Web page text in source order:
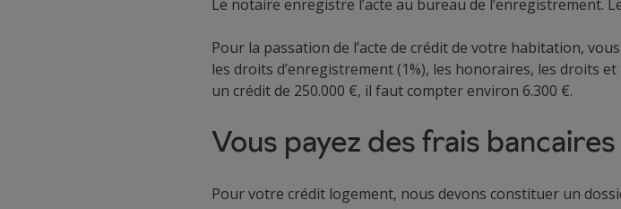
Le notaire enregistre l’acte au bureau de l’enregistrement.
Pour la passation de l’acte de crédit de votre habitation,
les droits d’enregistrement (1%), les honoraires, les droits
un crédit de 250.000 €, il faut compter environ 6.300 €.
Vous payez des frais bancaires
Pour votre crédit logement, nous devons constituer un